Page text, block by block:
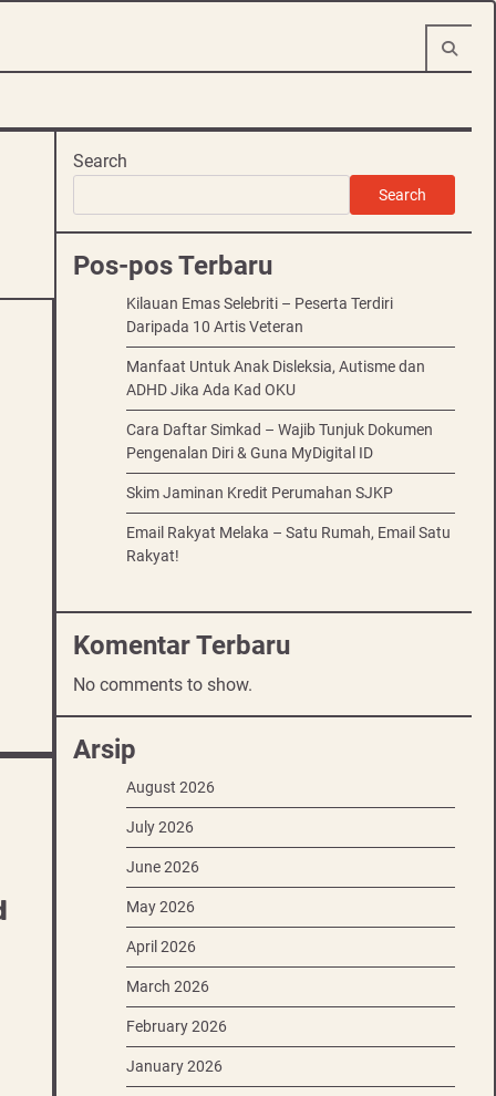
Search
Search
Pos-pos Terbaru
Kilauan Emas Selebriti – Peserta Terdiri
Daripada 10 Artis Veteran
Manfaat Untuk Anak Disleksia, Autisme dan
ADHD Jika Ada Kad OKU
Cara Daftar Simkad – Wajib Tunjuk Dokumen
Pengenalan Diri & Guna MyDigital ID
Skim Jaminan Kredit Perumahan SJKP
Email Rakyat Melaka – Satu Rumah, Email Satu
Rakyat!
Komentar Terbaru
No comments to show.
Arsip
August 2026
July 2026
June 2026
May 2026
April 2026
March 2026
February 2026
January 2026